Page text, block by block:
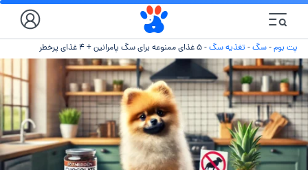
پت بوم-سگ- تغذیه سگ-۵ غذای ممنوعه برای سگ پامرانین + ۴ غذای پرخطر